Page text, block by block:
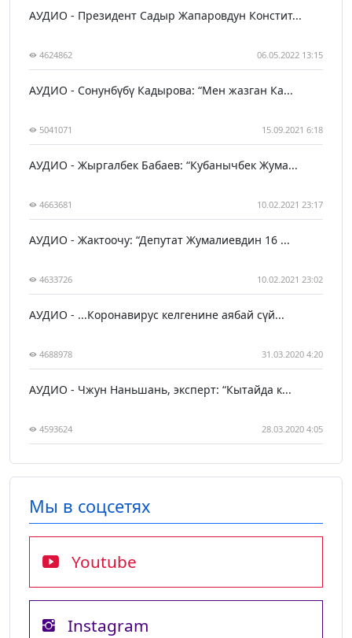
АУДИО - Президент Садыр Жапаровдун Констит...
4624862 06.05.2022 13:15
АУДИО - Сонунбүбү Кадырова: “Мен жазган Ка...
5041071 15.09.2021 6:18
АУДИО - Жыргалбек Бабаев: “Кубанычбек Жума...
4663681 10.02.2021 23:17
АУДИО - Жактоочу: “Депутат Жумалиевдин 16 ...
4633726 10.02.2021 23:02
АУДИО - ...Коронавирус келгенине аябай сүй...
4688978 31.03.2020 4:20
АУДИО - Чжун Наньшань, эксперт: “Кытайда к...
4593624 28.03.2020 4:05
Мы в соцсетях
Youtube
Instagram